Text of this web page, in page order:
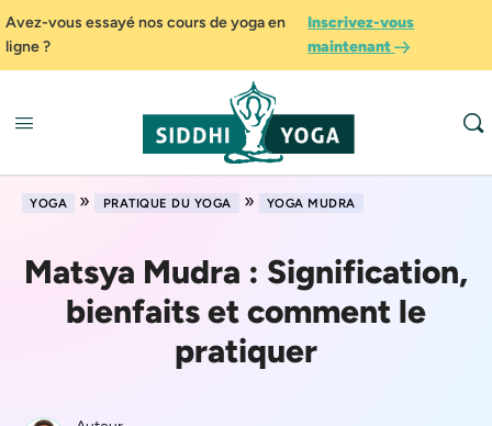
Avez-vous essayé nos cours de yoga en
ligne ?
Inscrivez-vous
maintenant
YOGA » PRATIQUE DU YOGA » YOGA MUDRA
Matsya Mudra : Signification,
bienfaits et comment le
pratiquer